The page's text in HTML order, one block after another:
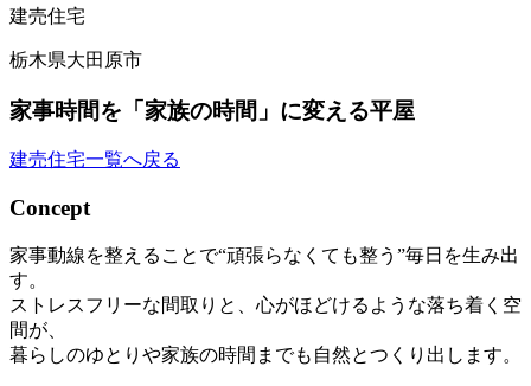
建売住宅
栃木県大田原市
家事時間を「家族の時間」に変える平屋
建売住宅一覧へ戻る
Concept
家事動線を整えることで“頑張らなくても整う”毎日を生み出
す。
ストレスフリーな間取りと、心がほどけるような落ち着く空
間が、
暮らしのゆとりや家族の時間までも自然とつくり出します。